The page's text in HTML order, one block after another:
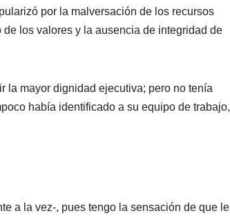
por la malversación de los recursos
los valores y la ausencia de integridad de
la mayor dignidad ejecutiva; pero no tenía
había identificado a su equipo de trabajo,
a la vez-, pues tengo la sensación de que le